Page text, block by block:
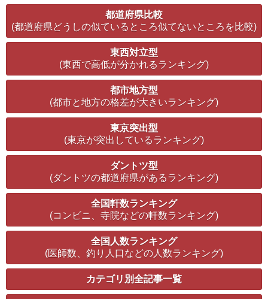
都道府県比較
(都道府県どうしの似ているところ似てないところを比較)
東西対立型
(東西で高低が分かれるランキング)
都市地方型
(都市と地方の格差が大きいランキング)
東京突出型
(東京が突出しているランキング)
ダントツ型
(ダントツの都道府県があるランキング)
全国軒数ランキング
(コンビニ、寺院などの軒数ランキング)
全国人数ランキング
(医師数、釣り人口などの人数ランキング)
カテゴリ別全記事一覧